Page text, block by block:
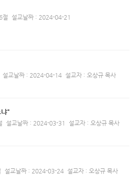
절
설교날짜 : 2024-04-21
설교날짜 : 2024-04-14 설교자 : 오상규 목사
냐"
설교날짜 : 2024-03-31 설교자 : 오상규 목사
설교날짜 : 2024-03-24 설교자 : 오상규 목사